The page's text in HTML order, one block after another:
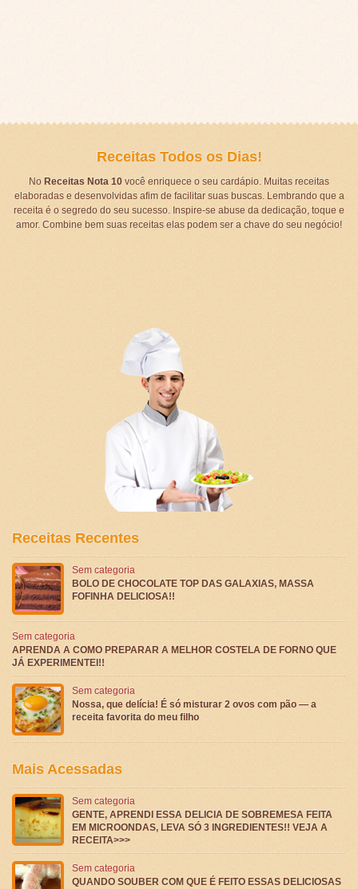
Receitas Todos os Dias!
No Receitas Nota 10você enriquece o seu cardápio. Muitas receitas
elaboradas e desenvolvidas afim de facilitar suas buscas. Lembrando que a
receita é o segredo do seu sucesso. Inspire-se abuse da dedicação, toque e
amor. Combine bem suas receitas elas podem ser a chave do seu negócio!
Receitas Recentes
Sem categoria
BOLO DE CHOCOLATE TOP DAS GALAXIAS, MASSA
FOFINHA DELICIOSA!!
Sem categoria
APRENDA A COMO PREPARAR A MELHOR COSTELA DE FORNO QUE
JÁ EXPERIMENTEI!!
Sem categoria
Nossa, que delícia! É só misturar 2 ovos com pão — a
receita favorita do meu filho
Mais Acessadas
Sem categoria
GENTE, APRENDI ESSA DELICIA DE SOBREMESA FEITA
EM MICROONDAS, LEVA SÓ 3 INGREDIENTES!! VEJA A
RECEITA>>>
Sem categoria
QUANDO SOUBER COM QUE É FEITO ESSAS DELICIOSAS